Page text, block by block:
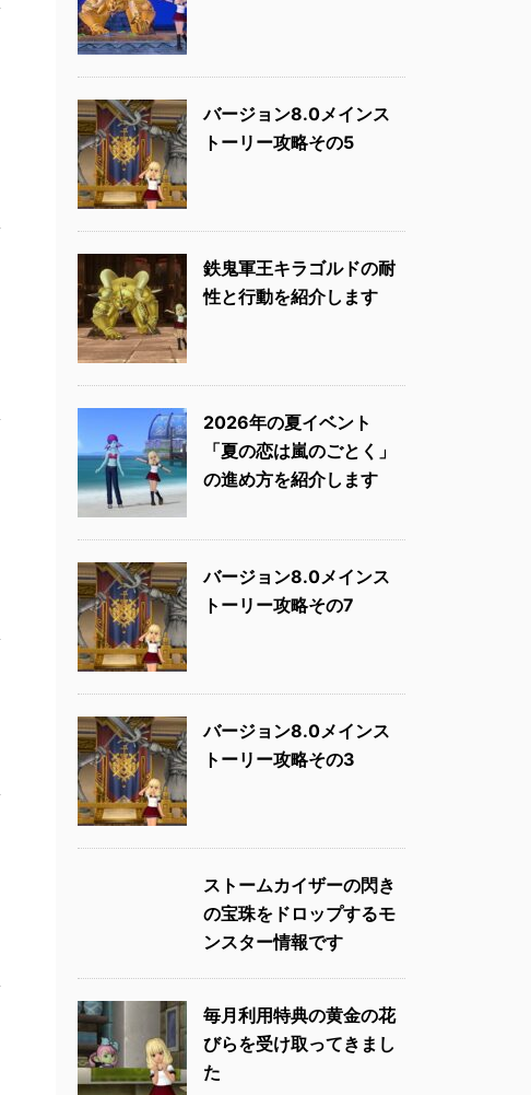
バージョン8.0メインス
トーリー攻略その5
鉄鬼軍王キラゴルドの耐
性と行動を紹介します
2026年の夏イベント
「夏の恋は嵐のごとく」
の進め方を紹介します
バージョン8.0メインス
トーリー攻略その7
バージョン8.0メインス
トーリー攻略その3
ストームカイザーの閃き
の宝珠をドロップするモ
ンスター情報です
毎月利用特典の黄金の花
びらを受け取ってきまし
た